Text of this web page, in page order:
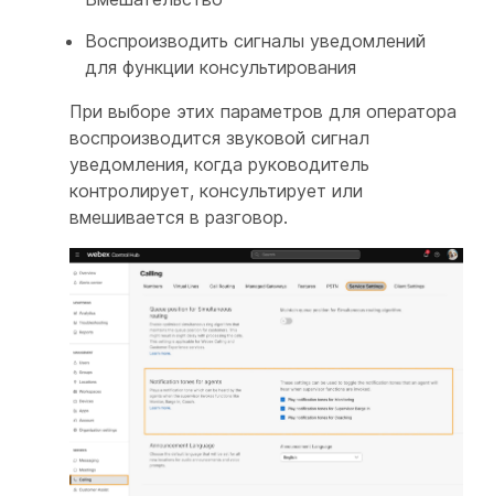
Воспроизводить сигналы уведомлений
для функции консультирования
При выборе этих параметров для оператора
воспроизводится звуковой сигнал
уведомления, когда руководитель
контролирует, консультирует или
вмешивается в разговор.